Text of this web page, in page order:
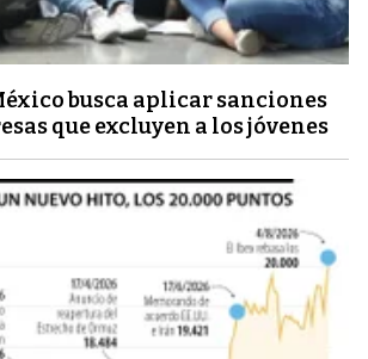
busca aplicar sanciones
que excluyen a los jóvenes